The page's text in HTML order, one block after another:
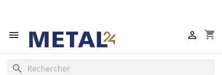
 shopping_cart

search